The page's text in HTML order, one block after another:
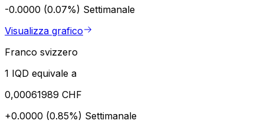
-0.0000 (0.07%) Settimanale
Visualizza grafico
Franco svizzero
1 IQD equivale a
0,00061989 CHF
+0.0000 (0.85%) Settimanale